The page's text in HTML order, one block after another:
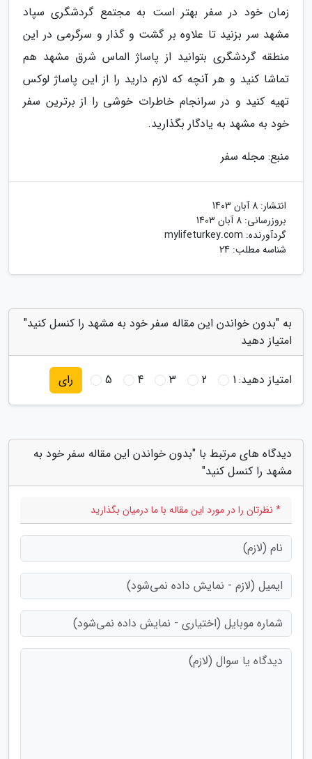
زمان خود در سفر بهتر است به مجتمع گردشگری سپاد
مشهد سر بزنید تا علاوه بر گشت و گذار و سرگرمی در این
منطقه گردشگری بتوانید از پاساژ الماس شرق مشهد هم
تماشا کنید و هر آنچه که لازم دارید را از این پاساژ لوکس
تهیه کنید و در سرانجام خاطرات خوشی را از برترین سفر
خود به مشهد به یادگار بگذارید.
منبع: مجله سفر
انتشار: 8 آبان 1403
بروزرسانی: 8 آبان 1403
گردآورنده: mylifeturkey.com
شناسه مطلب: 24
به "بدون خواندن این مقاله سفر خود به مشهد را کنسل کنید"
امتیاز دهید
امتیاز دهید:1
2
3
4
5 رای
دیدگاه های مرتبط با "بدون خواندن این مقاله سفر خود به
مشهد را کنسل کنید"
* نظرتان را در مورد این مقاله با ما درمیان بگذارید